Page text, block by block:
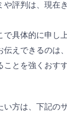
や評判は、現在
で具体的に申し
伝えできるのは
ことを強くおす
方は、下記の